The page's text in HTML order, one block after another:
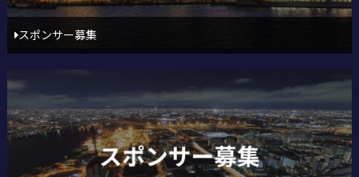
スポンサー募集